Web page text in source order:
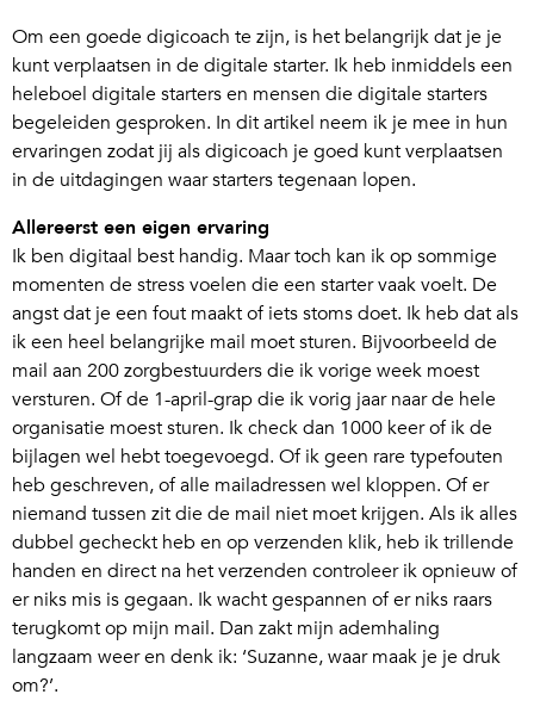
Om een goede digicoach te zijn, is het belangrijk dat je je
kunt verplaatsen in de digitale starter. Ik heb inmiddels een
heleboel digitale starters en mensen die digitale starters
begeleiden gesproken. In dit artikel neem ik je mee in hun
ervaringen zodat jij als digicoach je goed kunt verplaatsen
in de uitdagingen waar starters tegenaan lopen.
Allereerst een eigen ervaring
Ik ben digitaal best handig. Maar toch kan ik op sommige
momenten de stress voelen die een starter vaak voelt. De
angst dat je een fout maakt of iets stoms doet. Ik heb dat als
ik een heel belangrijke mail moet sturen. Bijvoorbeeld de
mail aan 200 zorgbestuurders die ik vorige week moest
versturen. Of de 1-april-grap die ik vorig jaar naar de hele
organisatie moest sturen. Ik check dan 1000 keer of ik de
bijlagen wel hebt toegevoegd. Of ik geen rare typefouten
heb geschreven, of alle mailadressen wel kloppen. Of er
niemand tussen zit die de mail niet moet krijgen. Als ik alles
dubbel gecheckt heb en op verzenden klik, heb ik trillende
handen en direct na het verzenden controleer ik opnieuw of
er niks mis is gegaan. Ik wacht gespannen of er niks raars
terugkomt op mijn mail. Dan zakt mijn ademhaling
langzaam weer en denk ik: ‘Suzanne, waar maak je je druk
om?’.